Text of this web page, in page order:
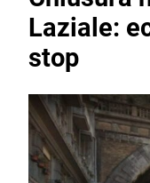
Laziale:
stop